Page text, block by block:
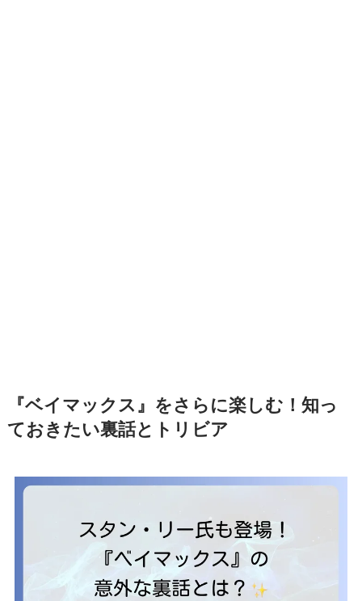
『ベイマックス』をさらに楽しむ！知っ
ておきたい裏話とトリビア